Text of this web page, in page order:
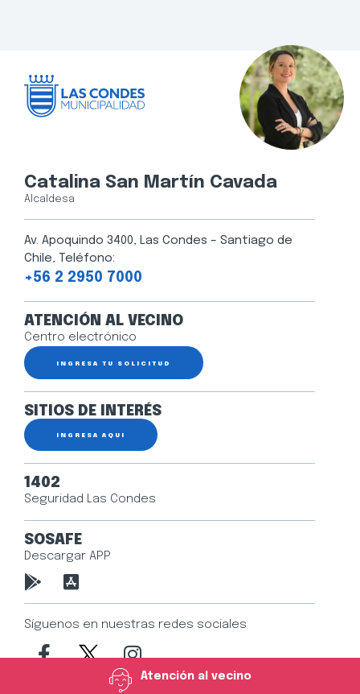
Atención al vecino
Catalina San Martín Cavada
Alcaldesa
Av. Apoquindo 3400, Las Condes – Santiago de
Chile, Teléfono:
+56 2 2950 7000
ATENCIÓN AL VECINO
Centro electrónico
INGRESA TU SOLICITUD
SITIOS DE INTERÉS
INGRESA AQUÍ
1402
Seguridad Las Condes
SOSAFE
Descargar APP
Síguenos en nuestras redes sociales